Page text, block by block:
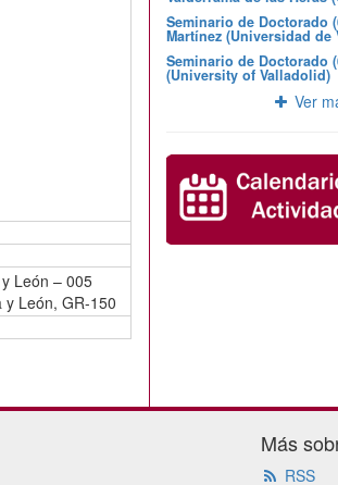
León – 005
y León, GR-150
Seminario de Doctorado
Martínez (Universidad de
Seminario de Doctorado
(University of Valladolid)
Ver
Más
RSS